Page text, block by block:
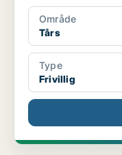
Område
Tårs
Type
Frivillig